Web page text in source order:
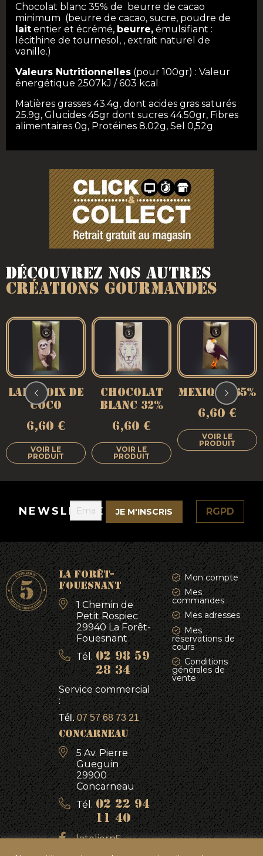
Chocolat blanc 35% de beurre de cacao
minimum (beurre de cacao, sucre, poudre de
lait entier et écrémé, beurre, émulsifiant :
lécithine de tournesol, , extrait naturel de
vanille.)
Valeurs Nutritionnelles (pour 100gr) : Valeur
énergétique 2507kJ / 603 kcal
Matières grasses 43.4g, dont acides gras saturés
25.9g, Glucides 45gr dont sucres 44.50gr, Fibres
alimentaires 0g, Protéines 8.02g, Sel 0,52g
Découvrez nos autres
créations gourmandes
LAIT NOIX DE
COCO
6,60 €
VOIR LE
PRODUIT
CHOCOLAT
BLANC 32%
6,60 €
VOIR LE
PRODUIT
MEXIQUE 65%
6,60 €
VOIR LE
PRODUIT
NEWSLETTER RGPD
LA FORÊT-
FOUESNANT
1 Chemin de
Petit Rospiec
29940 La Forêt-
Fouesnant
Tél. 02 98 59
28 34
Service commercial
:
Tél.07 57 68 73 21
CONCARNEAU
5 Av. Pierre
Gueguin
29900
Concarneau
Tél. 02 22 94
11 40
lateliern5
Mon compte
Mes
commandes
Mes adresses
Mes
réservations de
cours
Conditions
générales de
vente